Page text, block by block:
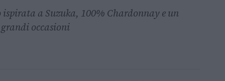
a Suzuka, 100% Chardonnay e un
grandi occasioni